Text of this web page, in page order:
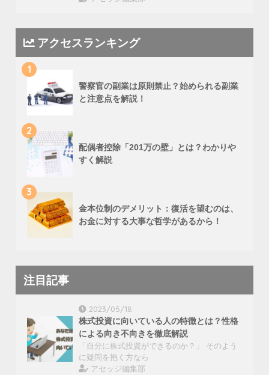
アクセスランキング
1
警察官の副業は原則禁止？始められる副業
と注意点を解説！
2
配偶者控除「201万の壁」とは？わかりや
すく解説
3
金本位制のデメリット：復活を望むのは、
お金に対する大事な哲学があるから！
注目記事
2023/05/18
株式投資に向いている人の特徴とは？性格
による向き不向きを徹底解説
「自分に株式投資ができるのか？」 そのよう
に疑問を抱く方なら
アセッジ編集部